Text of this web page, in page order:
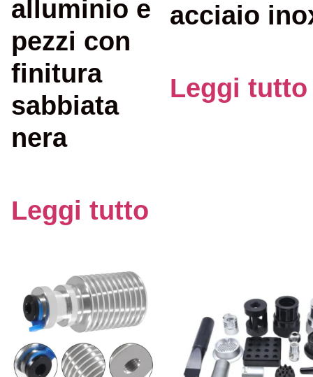
alluminio e
pezzi con
finitura
sabbiata
nera
Leggi tutto
acciaio
Leggi tutto